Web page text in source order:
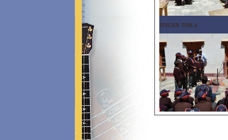
ATELIER TABLA